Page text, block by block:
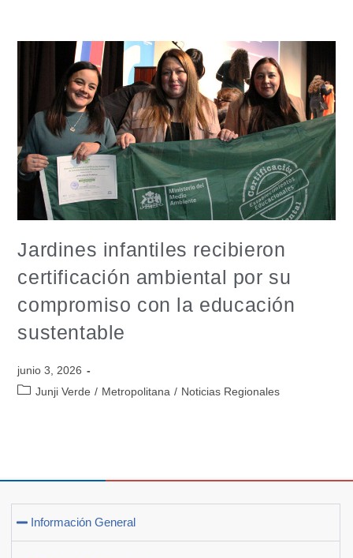
Jardines infantiles recibieron
certificación ambiental por su
compromiso con la educación
sustentable
junio 3, 2026
Junji Verde / Metropolitana / Noticias Regionales
Información General